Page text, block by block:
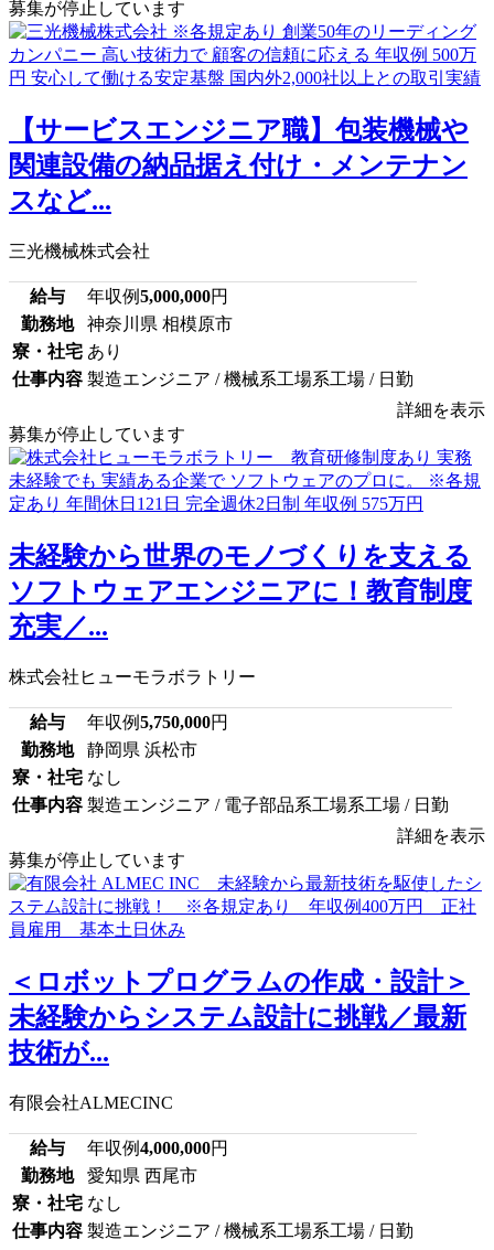
募集が停止しています
【サービスエンジニア職】包装機械や
関連設備の納品据え付け・メンテナン
スなど...
三光機械株式会社
給与 年収例5,000,000円
勤務地
神奈川県 相模原市
寮・社宅 あり
仕事内容 製造エンジニア / 機械系工場系工場 / 日勤
詳細を表示
募集が停止しています
未経験から世界のモノづくりを支える
ソフトウェアエンジニアに！教育制度
充実／...
株式会社ヒューモラボラトリー
給与 年収例5,750,000円
勤務地
静岡県 浜松市
寮・社宅 なし
仕事内容 製造エンジニア / 電子部品系工場系工場 / 日勤
詳細を表示
募集が停止しています
＜ロボットプログラムの作成・設計＞
未経験からシステム設計に挑戦／最新
技術が...
有限会社ALMECINC
給与 年収例4,000,000円
勤務地
愛知県 西尾市
寮・社宅 なし
仕事内容 製造エンジニア / 機械系工場系工場 / 日勤